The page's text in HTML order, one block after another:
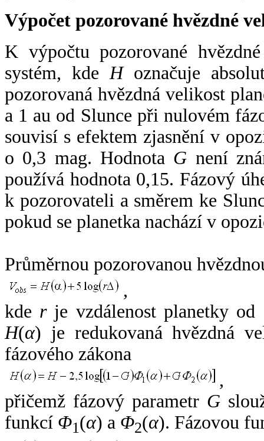
Výpočet pozorované hvězdné
K výpočtu pozorované
systém, kde Hoznačuje
pozorovaná hvězdná velikost
a 1 au od Slunce při nulovém
souvisí s efektem zjasnění v
o 0,3 mag. Hodnota G není
používá hodnota 0,15. Fázový
k pozorovateli a směrem ke
pokud se planetka nachází v
Průměrnou pozorovanou
,
kde rje vzdálenost planetky od
H(α) je redukovaná hvězdná
fázového zákona
,
přičemž fázový parametr G
funkcí Φ1(α) a Φ2(α). Fázovou